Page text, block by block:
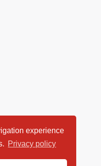
experience
Privacy policy